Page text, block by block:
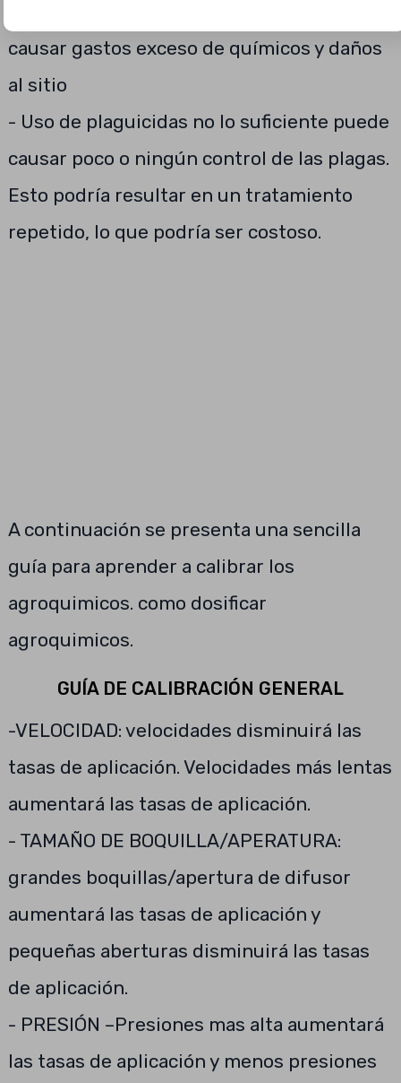
causar gastos exceso de químicos y daños
al sitio
- Uso de plaguicidas no lo suficiente puede
causar poco o ningún control de las plagas.
Esto podría resultar en un tratamiento
repetido, lo que podría ser costoso.
A continuación se presenta una sencilla
guía para aprender a calibrar los
agroquimicos. como dosificar
agroquimicos.
GUÍA DE CALIBRACIÓN GENERAL
-VELOCIDAD: velocidades disminuirá las
tasas de aplicación. Velocidades más lentas
aumentará las tasas de aplicación.
- TAMAÑO DE BOQUILLA/APERATURA:
grandes boquillas/apertura de difusor
aumentará las tasas de aplicación y
pequeñas aberturas disminuirá las tasas
de aplicación.
- PRESIÓN –Presiones mas alta aumentará
las tasas de aplicación y menos presiones